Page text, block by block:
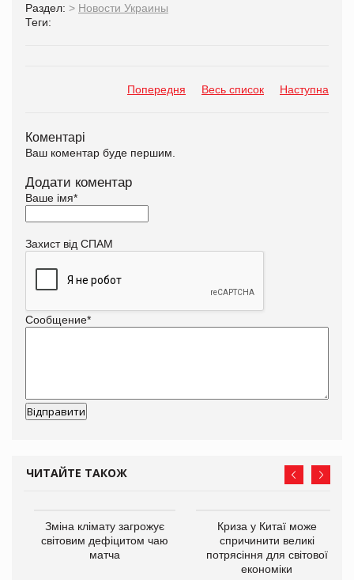
Раздел: > Новости Украины
Теги:
Попередня Весь список Наступна
Коментарі
Ваш коментар буде першим.
Додати коментар
Ваше імя*
Захист від СПАМ
Сообщение*
ЧИТАЙТЕ ТАКОЖ
Зміна клімату загрожує
світовим дефіцитом чаю
матча
Криза у Китаї може
спричинити великі
потрясіння для світової
економіки